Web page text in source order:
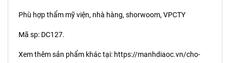
Phù hợp thẩm mỹ viện, nhà hàng, shorwoom, VPCTY
Mã sp: DC127.
Xem thêm sản phẩm khác tại: https://manhdiaoc.vn/cho-